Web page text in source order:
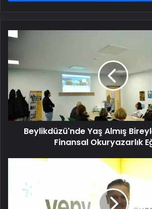
Beylikdüzü'nde
Bireylere
Dijital
ve
Finansal
Okuryazarlık
Eğitimi
Beylikdüzü'nde Yaş Almış
Finansal Okuryazarlık
Genel